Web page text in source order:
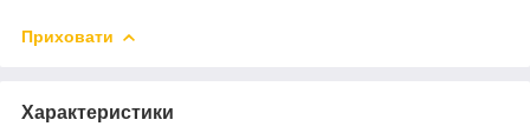
Приховати
Характеристики